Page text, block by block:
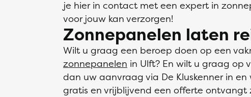
je hier in contact met een expert in
voor jouw kan verzorgen!
Zonnepanelen laten
Wilt u graag een beroep doen op een
zonnepanelen in Ulft? En wilt u graag op
dan uw aanvraag via De Kluskenner in
gratis en vrijblijvend een offerte ontvangt